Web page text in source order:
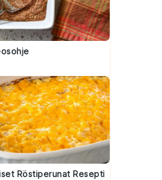
Röstiperunat Resepti